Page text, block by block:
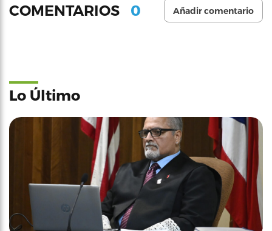
COMENTARIOS 0 Añadir comentario
Lo Último